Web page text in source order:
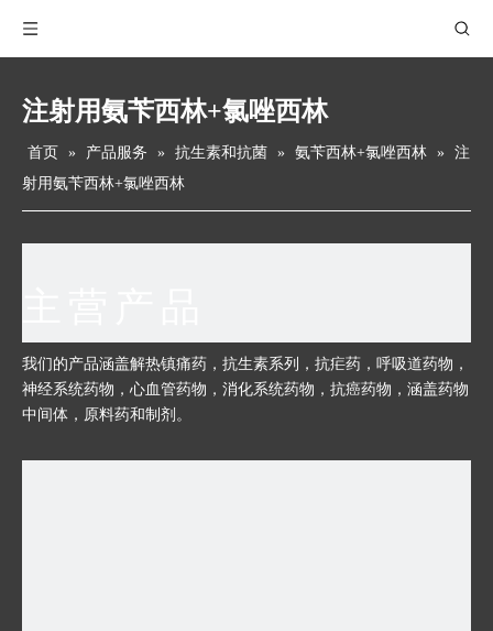
注射用氨苄西林+氯唑西林
首页 » 产品服务 » 抗生素和抗菌 » 氨苄西林+氯唑西林 » 注
射用氨苄西林+氯唑西林
我们的产品涵盖解热镇痛药，抗生素系列，抗疟药，呼吸道药物，
神经系统药物，心血管药物，消化系统药物，抗癌药物，涵盖药物
中间体，原料药和制剂。